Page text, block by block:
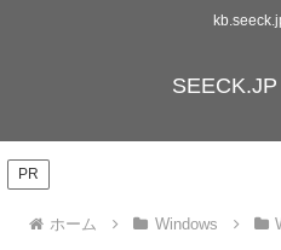
PR
ホーム Windows